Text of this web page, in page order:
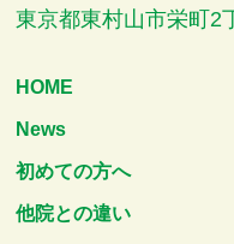
東京都東村山市栄町2
HOME
News
初めての方へ
他院との違い